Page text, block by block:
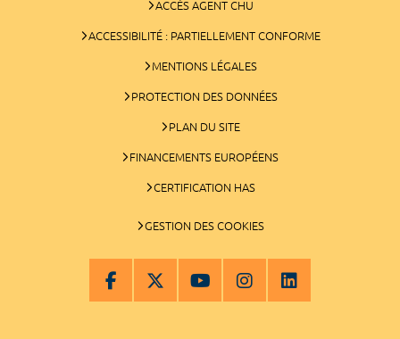
ACCÈS AGENT CHU
ACCESSIBILITÉ : PARTIELLEMENT CONFORME
MENTIONS LÉGALES
PROTECTION DES DONNÉES
PLAN DU SITE
FINANCEMENTS EUROPÉENS
CERTIFICATION HAS
GESTION DES COOKIES